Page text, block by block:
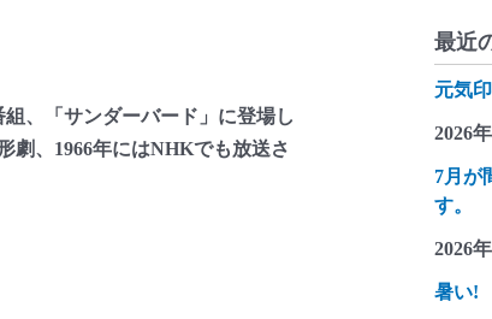
、「サンダーバード」に登場し
劇、1966年にはNHKでも放送さ
最近
元気
2026
7月が
す。
2026
暑い!